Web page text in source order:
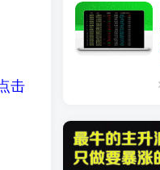
击